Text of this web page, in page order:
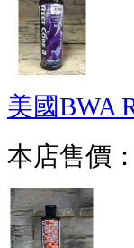
美國BWA
本店售價：